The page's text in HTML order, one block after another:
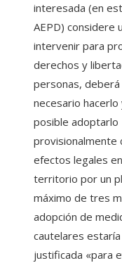
interesada (en
AEPD) considere
intervenir para
derechos y
personas, deberá
necesario hacerlo
posible adoptarlo
provisionalmente
efectos legales
territorio por un
máximo de tres
adopción de
cautelares
justificada «para